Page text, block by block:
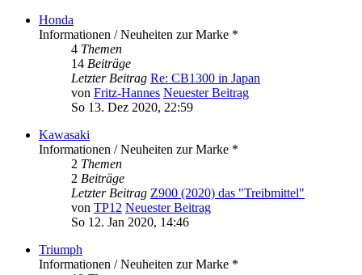
Honda
Informationen / Neuheiten zur Marke *
4 Themen
14 Beiträge
Letzter Beitrag Re: CB1300 in Japan
von Fritz-Hannes Neuester Beitrag
So 13. Dez 2020, 22:59
Kawasaki
Informationen / Neuheiten zur Marke *
2 Themen
2 Beiträge
Letzter Beitrag Z900 (2020) das "Treibmittel"
von TP12 Neuester Beitrag
So 12. Jan 2020, 14:46
Triumph
Informationen / Neuheiten zur Marke *